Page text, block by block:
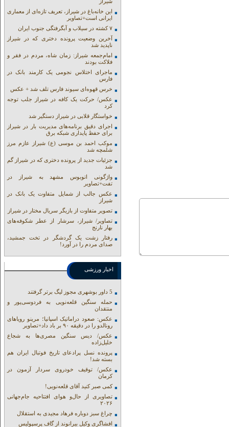
این خانه‌باغ در شیراز، تعریف تازه‌ای از معماری
ایرانی است+تصاویر
۷ کشته در سیلاب و آبگرفتگی جنوب ایران
آخرین وضعیت پرونده دختری که در شیراز
ناپدید شد
امام‌جمعه شیراز: زمان شاه، مردم در فقر و
فلاکت بودند
ماجرای اختلاس نجومی یک کارمند بانک در
فارس
خرس قهوه‌ای سیوند فارس تلف شد + عکس
عکس/ حرکت یک کافه در شیراز جلب توجه
کرد
خواستگار قلابی در شیراز دستگیر شد
اجرای دقیق برنامه‌های مدیریت بار در شیراز
برای حفظ پایداری شبکه برق
موکب احمد بن موسی (ع) شیراز عازم مرز
شلمچه شد
جزئیات جدید از پرونده دختری که در شیراز گم
شد
واژگونی اتوبوس مشهد به شیراز در
تفت+تصاویر
عکس جالب از شمایل متفاوت یک بانک در
شیراز
تصویر متفاوت از بازیگر سریال مختار در شیراز
تصاویر/ شیراز، سرشار از عطر شکوفه‌های
بهار نارنج
رفتار زشت یک گردشگر در تخت جمشید،
صدای مردم را در آورد!
اخبار ورزشی
5 داور بوشهری مجوز لیگ برتر گرفتند
حمله سنگین قلعه‌نویی به فردوسی‌پور و
منتقدان
عکس: صعود دراماتیک اسپانیا؛ مرینو رویاهای
رونالدو را در دقیقه ۹۰ بر باد داد+تصاویر
عکس/ دیس سنگین مصری‌ها به شجاع
خلیل‌زاده
پرونده نسل پرادعای تاریخ فوتبال ایران هم
بسته شد!
عکس/ توقیف خودروی سردار آزمون در
کرمان
کمی صبر کنید آقای قلعه‌نویی!
تصاویری از حال‌و هوای افتتاحیه جام‌جهانی
۲۰۲۶
چراغ سبز دوباره فرهاد مجیدی به استقلال
افشاگری وکیل بیرانوند از گاف‌ پرسپولیس